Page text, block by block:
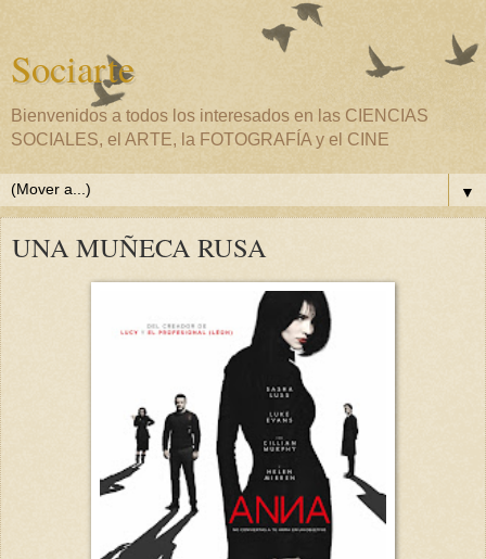
Sociarte
Bienvenidos a todos los interesados en las CIENCIAS
SOCIALES, el ARTE, la FOTOGRAFÍA y el CINE
▼
UNA MUÑECA RUSA